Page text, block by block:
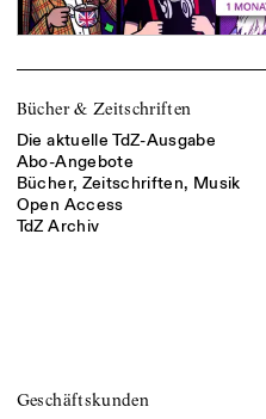
Bücher & Zeitschriften
Die aktuelle TdZ-Ausgabe
Abo-Angebote
Bücher, Zeitschriften, Musik
Open Access
TdZ Archiv
Geschäftskunden